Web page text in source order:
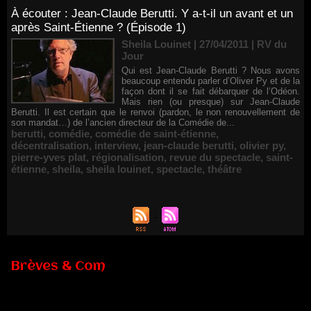
À écouter : Jean-Claude Berutti. Y a-t-il un avant et un
après Saint-Étienne ? (Épisode 1)
Sheila Louinet | 27/04/2011 | RV du
Jour
Qui est Jean-Claude Berutti ? Nous avons
beaucoup entendu parler d’Oliver Py et de la
façon dont il se fait débarquer de l’Odéon.
Mais rien (ou presque) sur Jean-Claude
Berutti. Il est certain que le renvoi (pardon, le non renouvellement de
son mandat…) de l’ancien directeur de la Comédie de...
berutti, comédie, comédie de saint-étienne,
décentralisation, interview, jean-claude berutti, olivier py,
pierre-yves plat, régionalisation, revue du spectacle, saint-
étienne, sheila, sheila louinet, spectacle, théâtre
Brèves & Com